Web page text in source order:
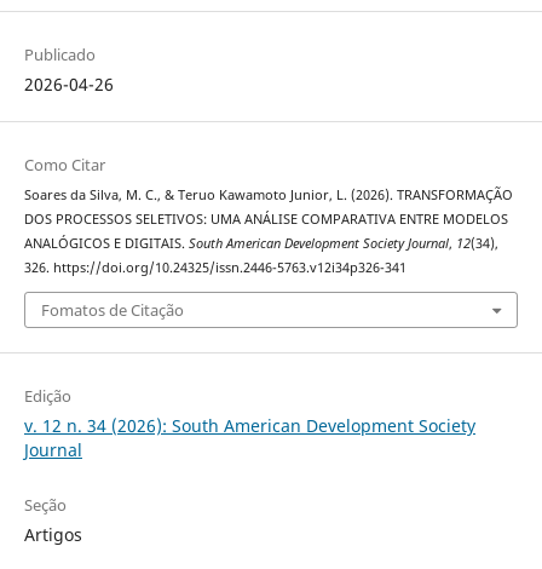
Publicado
2026-04-26
Como Citar
Soares da Silva, M. C., & Teruo Kawamoto Junior, L. (2026). TRANSFORMAÇÃO
DOS PROCESSOS SELETIVOS: UMA ANÁLISE COMPARATIVA ENTRE MODELOS
ANALÓGICOS E DIGITAIS. South American Development Society Journal, 12(34),
326. https://doi.org/10.24325/issn.2446-5763.v12i34p326-341
Fomatos de Citação
Edição
v. 12 n. 34 (2026): South American Development Society
Journal
Seção
Artigos